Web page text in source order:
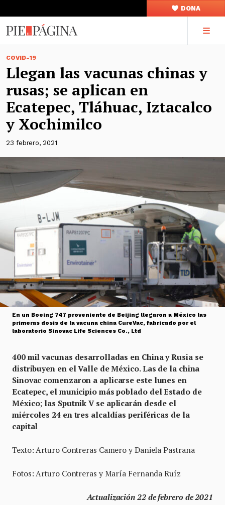
DONA
COVID-19
Llegan las vacunas chinas y
rusas; se aplican en
Ecatepec, Tláhuac, Iztacalco
y Xochimilco
23 febrero, 2021
En un Boeing 747 proveniente de Beijing llegaron a México las
primeras dosis de la vacuna china CureVac, fabricado por el
laboratorio Sinovac Life Sciences Co., Ltd
400 mil vacunas desarrolladas en China y Rusia se
distribuyen en el Valle de México. Las de la china
Sinovac comenzaron a aplicarse este lunes en
Ecatepec, el municipio más poblado del Estado de
México; las Sputnik V se aplicarán desde el
miércoles 24 en tres alcaldías periféricas de la
capital
Texto: Arturo Contreras Camero y Daniela Pastrana
Fotos: Arturo Contreras y María Fernanda Ruíz
Actualización 22 de febrero de 2021